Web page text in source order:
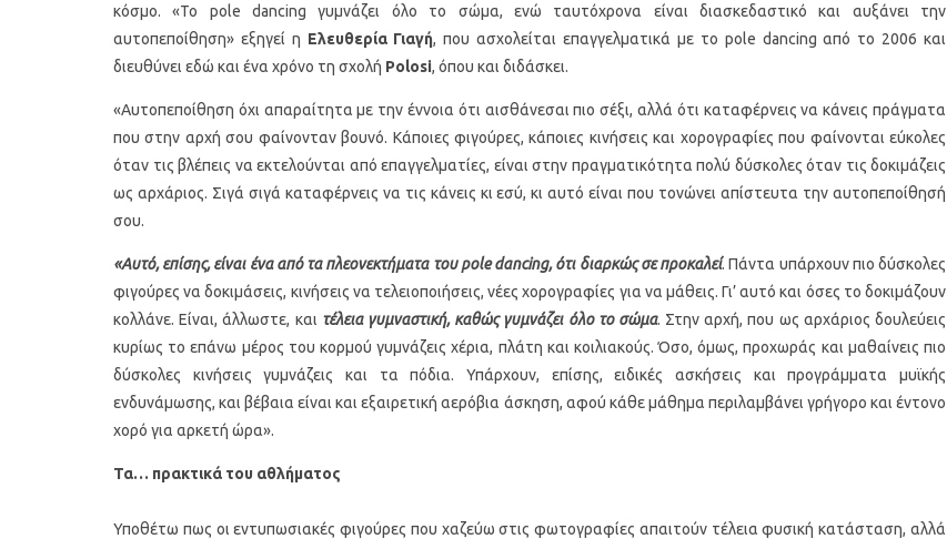
κόσμο. «Το pole dancing γυμνάζει όλο το σώμα, ενώ ταυτόχρονα είναι διασκεδαστικό και αυξάνει την
αυτοπεποίθηση» εξηγεί η Ελευθερία Γιαγή, που ασχολείται επαγγελματικά με το pole dancing από το 2006 και
διευθύνει εδώ και ένα χρόνο τη σχολή Polosi, όπου και διδάσκει.
«Αυτοπεποίθηση όχι απαραίτητα με την έννοια ότι αισθάνεσαι πιο σέξι, αλλά ότι καταφέρνεις να κάνεις πράγματα
που στην αρχή σου φαίνονταν βουνό. Κάποιες φιγούρες, κάποιες κινήσεις και χορογραφίες που φαίνονται εύκολες
όταν τις βλέπεις να εκτελούνται από επαγγελματίες, είναι στην πραγματικότητα πολύ δύσκολες όταν τις δοκιμάζεις
ως αρχάριος. Σιγά σιγά καταφέρνεις να τις κάνεις κι εσύ, κι αυτό είναι που τονώνει απίστευτα την αυτοπεποίθησή
σου.
«Αυτό, επίσης, είναι ένα από τα πλεονεκτήματα του pole dancing, ότι διαρκώς σε προκαλεί. Πάντα υπάρχουν πιο δύσκολες
φιγούρες να δοκιμάσεις, κινήσεις να τελειοποιήσεις, νέες χορογραφίες για να μάθεις. Γι’ αυτό και όσες το δοκιμάζουν
κολλάνε. Είναι, άλλωστε, και τέλεια γυμναστική, καθώς γυμνάζει όλο το σώμα. Στην αρχή, που ως αρχάριος δουλεύεις
κυρίως το επάνω μέρος του κορμού γυμνάζεις χέρια, πλάτη και κοιλιακούς. Όσο, όμως, προχωράς και μαθαίνεις πιο
δύσκολες κινήσεις γυμνάζεις και τα πόδια. Υπάρχουν, επίσης, ειδικές ασκήσεις και προγράμματα μυϊκής
ενδυνάμωσης, και βέβαια είναι και εξαιρετική αερόβια άσκηση, αφού κάθε μάθημα περιλαμβάνει γρήγορο και έντονο
χορό για αρκετή ώρα».
Τα… πρακτικά του αθλήματος
Υποθέτω πως οι εντυπωσιακές φιγούρες που χαζεύω στις φωτογραφίες απαιτούν τέλεια φυσική κατάσταση, αλλά
Υγιεινό κέικ λεμονιού με